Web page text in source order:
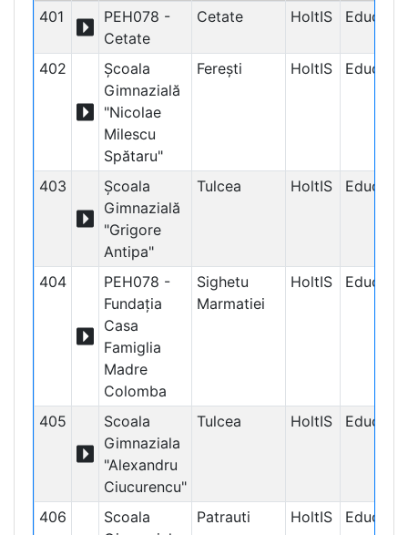
401
PEH078 -
Cetate
Cetate HoltIS
402
Școala
Gimnazială
"Nicolae
Milescu
Spătaru"
Ferești HoltIS
403
Școala
Gimnazială
"Grigore
Antipa"
Tulcea HoltIS
404
PEH078 -
Fundația
Casa
Famiglia
Madre
Colomba
Sighetu
Marmatiei
HoltIS
405
Scoala
Gimnaziala
"Alexandru
Ciucurencu"
Tulcea HoltIS
406
Scoala
Patrauti HoltIS